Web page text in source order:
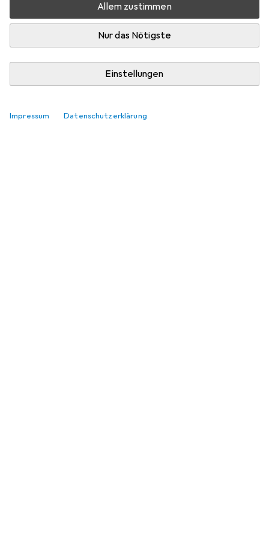
Allem zustimmen
Nur das Nötigste
Einstellungen
Impressum Datenschutzerklärung
Produktliste
Keine Produkte gefunden